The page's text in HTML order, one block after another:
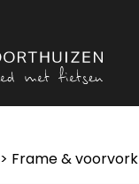
> Frame & voorvork